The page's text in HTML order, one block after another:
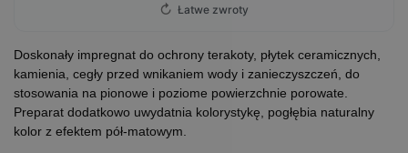
↻ Łatwe zwroty
Doskonały impregnat do ochrony terakoty, płytek ceramicznych,
kamienia, cegły przed wnikaniem wody i zanieczyszczeń, do
stosowania na pionowe i poziome powierzchnie porowate.
Preparat dodatkowo uwydatnia kolorystykę, pogłębia naturalny
kolor z efektem pół-matowym.